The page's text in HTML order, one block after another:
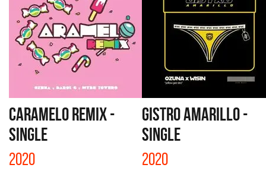
CARAMELO REMIX -
SINGLE
2020
GISTRO AMARILLO -
SINGLE
2020